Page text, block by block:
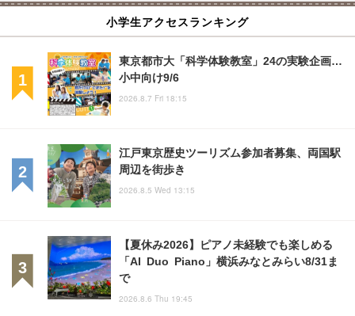
小学生アクセスランキング
東京都市大「科学体験教室」24の実験企画…
小中向け9/6
2026.8.7 Fri 18:15
江戸東京歴史ツーリズム参加者募集、両国駅
周辺を街歩き
2026.8.5 Wed 13:15
【夏休み2026】ピアノ未経験でも楽しめる
「AI Duo Piano」横浜みなとみらい8/31ま
で
2026.8.6 Thu 19:45